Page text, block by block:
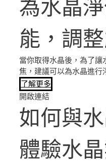
為水晶
能，調
當你取得水晶後，為了
焦，建議可以為水晶進行
了解更多
開啟連結
如何與
體驗水